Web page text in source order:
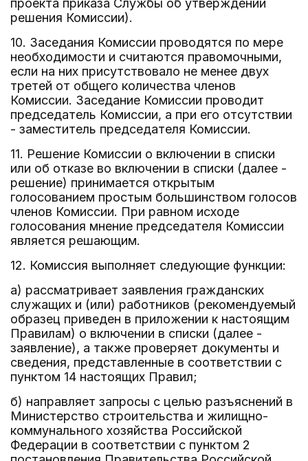
проекта приказа Службы об утверждении
решения Комиссии).
10. Заседания Комиссии проводятся по мере
необходимости и считаются правомочными,
если на них присутствовало не менее двух
третей от общего количества членов
Комиссии. Заседание Комиссии проводит
председатель Комиссии, а при его отсутствии
- заместитель председателя Комиссии.
11. Решение Комиссии о включении в списки
или об отказе во включении в списки (далее -
решение) принимается открытым
голосованием простым большинством голосов
членов Комиссии. При равном исходе
голосования мнение председателя Комиссии
является решающим.
12. Комиссия выполняет следующие функции:
а) рассматривает заявления гражданских
служащих и (или) работников (рекомендуемый
образец приведен в приложении к настоящим
Правилам) о включении в списки (далее -
заявление), а также проверяет документы и
сведения, представленные в соответствии с
пунктом 14 настоящих Правил;
б) направляет запросы с целью разъяснений в
Министерство строительства и жилищно-
коммунального хозяйства Российской
Федерации в соответствии с пунктом 2